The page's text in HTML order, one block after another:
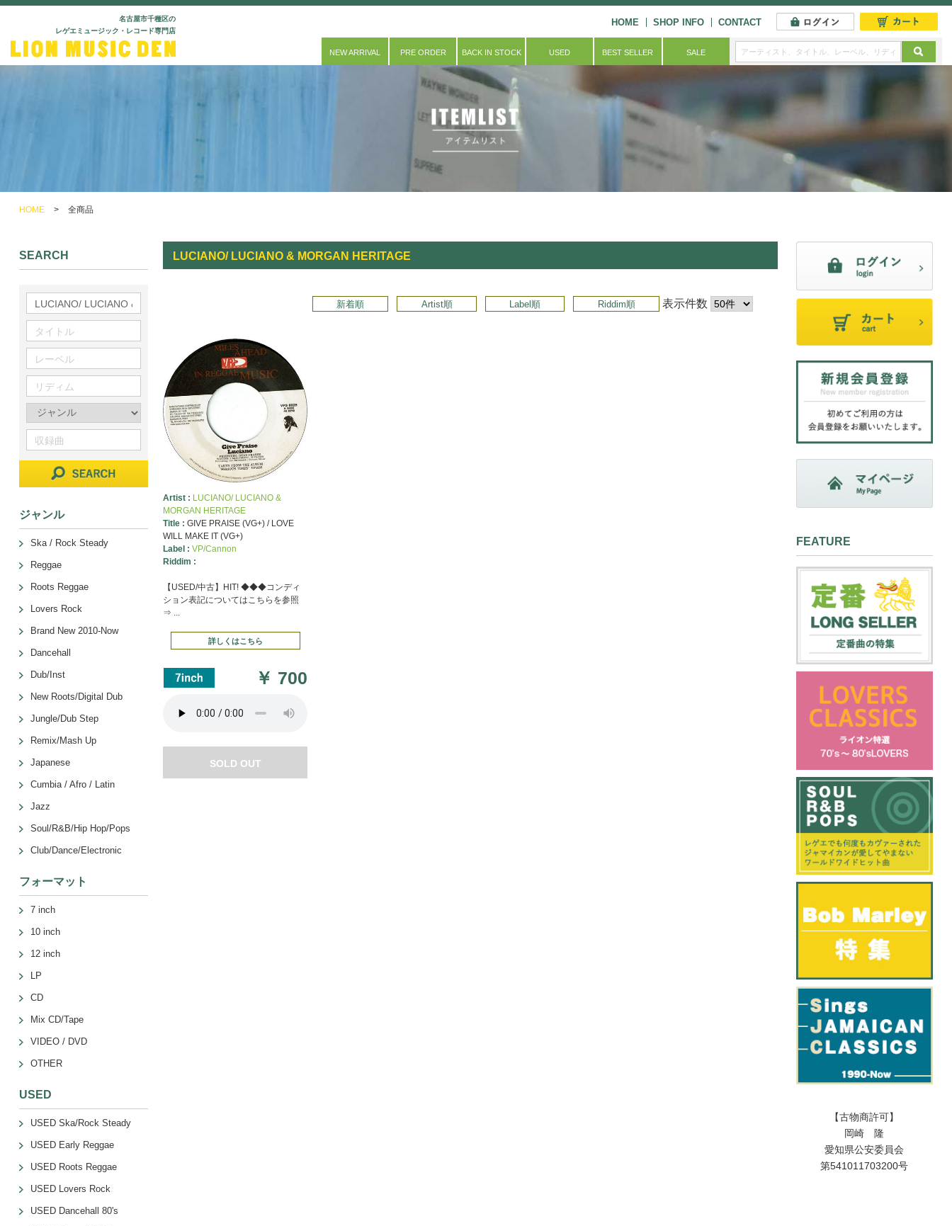
名古屋市千種区の
レゲエミュージック・レコード専門店
HOME SHOP INFO CONTACT
NEW ARRIVAL PRE ORDER BACK IN STOCK USED BEST SELLER SALE
HOME > 全商品
LUCIANO/ LUCIANO & MORGAN HERITAGE
新着順 Artist順 Label順 Riddim順 表示件数
Artist : LUCIANO/ LUCIANO &
MORGAN HERITAGE
Title :GIVE PRAISE (VG+) / LOVE
WILL MAKE IT (VG+)
Label :VP/Cannon
Riddim :
【USED/中古】HIT! ◆◆◆コンディ
ション表記についてはこちらを参照
⇒ ...
詳しくはこちら
￥ 700
SOLD OUT
SEARCH
ジャンル
Ska / Rock Steady
Reggae
Roots Reggae
Lovers Rock
Brand New 2010-Now
Dancehall
Dub/Inst
New Roots/Digital Dub
Jungle/Dub Step
Remix/Mash Up
Japanese
Cumbia / Afro / Latin
Jazz
Soul/R&B/Hip Hop/Pops
Club/Dance/Electronic
フォーマット
7 inch
10 inch
12 inch
LP
CD
Mix CD/Tape
VIDEO / DVD
OTHER
USED
USED Ska/Rock Steady
USED Early Reggae
USED Roots Reggae
USED Lovers Rock
USED Dancehall 80's
FEATURE
【古物商許可】
岡崎 隆
愛知県公安委員会
第541011703200号